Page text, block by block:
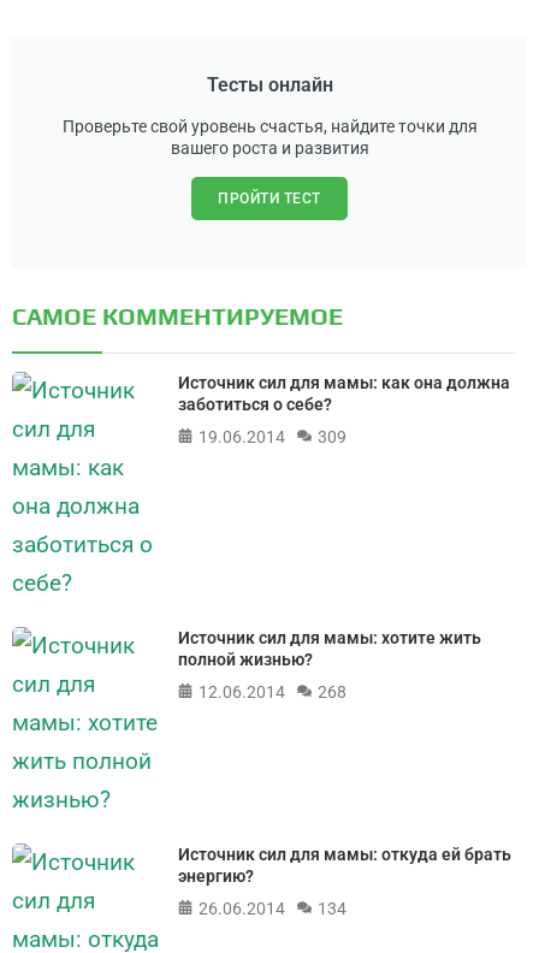
Тесты онлайн
Проверьте свой уровень счастья, найдите точки для
вашего роста и развития
ПРОЙТИ ТЕСТ
САМОЕ КОММЕНТИРУЕМОЕ
Источник сил для мамы: как она должна
заботиться о себе?
19.06.2014
309
Источник сил для мамы: хотите жить
полной жизнью?
12.06.2014
268
Источник сил для мамы: откуда ей брать
энергию?
26.06.2014
134